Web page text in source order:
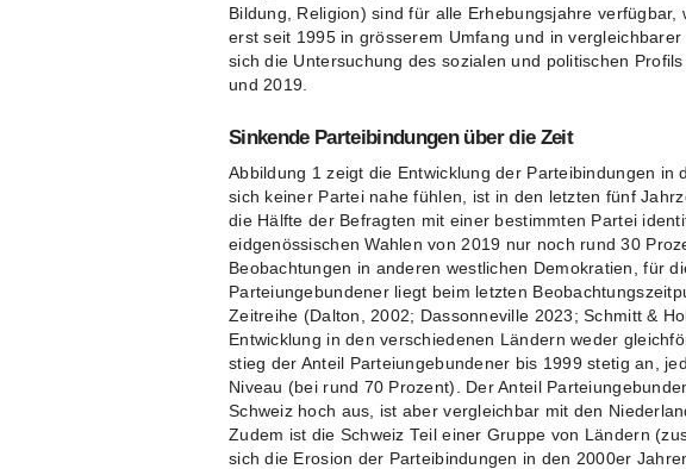
Bildung, Religion) sind für alle Erhebungsjahre
erst seit 1995 in grösserem Umfang und in
sich die Untersuchung des sozialen und politischen
und 2019.
Sinkende Parteibindungen über die Zeit
Abbildung 1 zeigt die Entwicklung der Parteibindungen in
sich keiner Partei nahe fühlen, ist in den letzten fünf
die Hälfte der Befragten mit einer bestimmten Partei
eidgenössischen Wahlen von 2019 nur noch rund 30
Beobachtungen in anderen westlichen Demokratien, für
Parteiungebundener liegt beim letzten
Zeitreihe (Dalton, 2002; Dassonneville 2023; Schmitt &
Entwicklung in den verschiedenen Ländern weder
stieg der Anteil Parteiungebundener bis 1999 stetig an,
Niveau (bei rund 70 Prozent). Der Anteil
Schweiz hoch aus, ist aber vergleichbar mit den
Zudem ist die Schweiz Teil einer Gruppe von Ländern
sich die Erosion der Parteibindungen in den 2000er